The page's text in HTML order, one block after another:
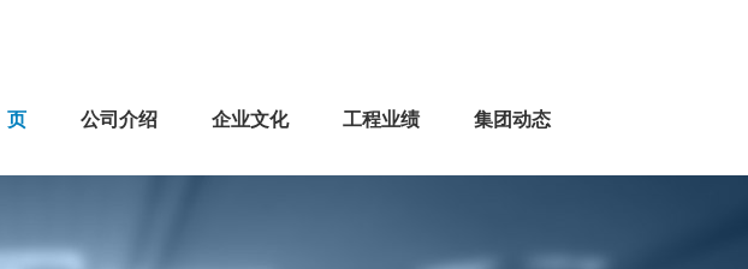
公司介绍 企业文化 工程业绩 集团动态